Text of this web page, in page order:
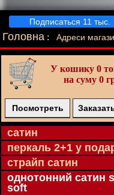
Подписаться 11 тыс.
Головна : Адреси
У кошику 0
на суму 0
Посмотреть
cатин
перкаль 2+1 у
страйп сатин
однотонний сатин
soft